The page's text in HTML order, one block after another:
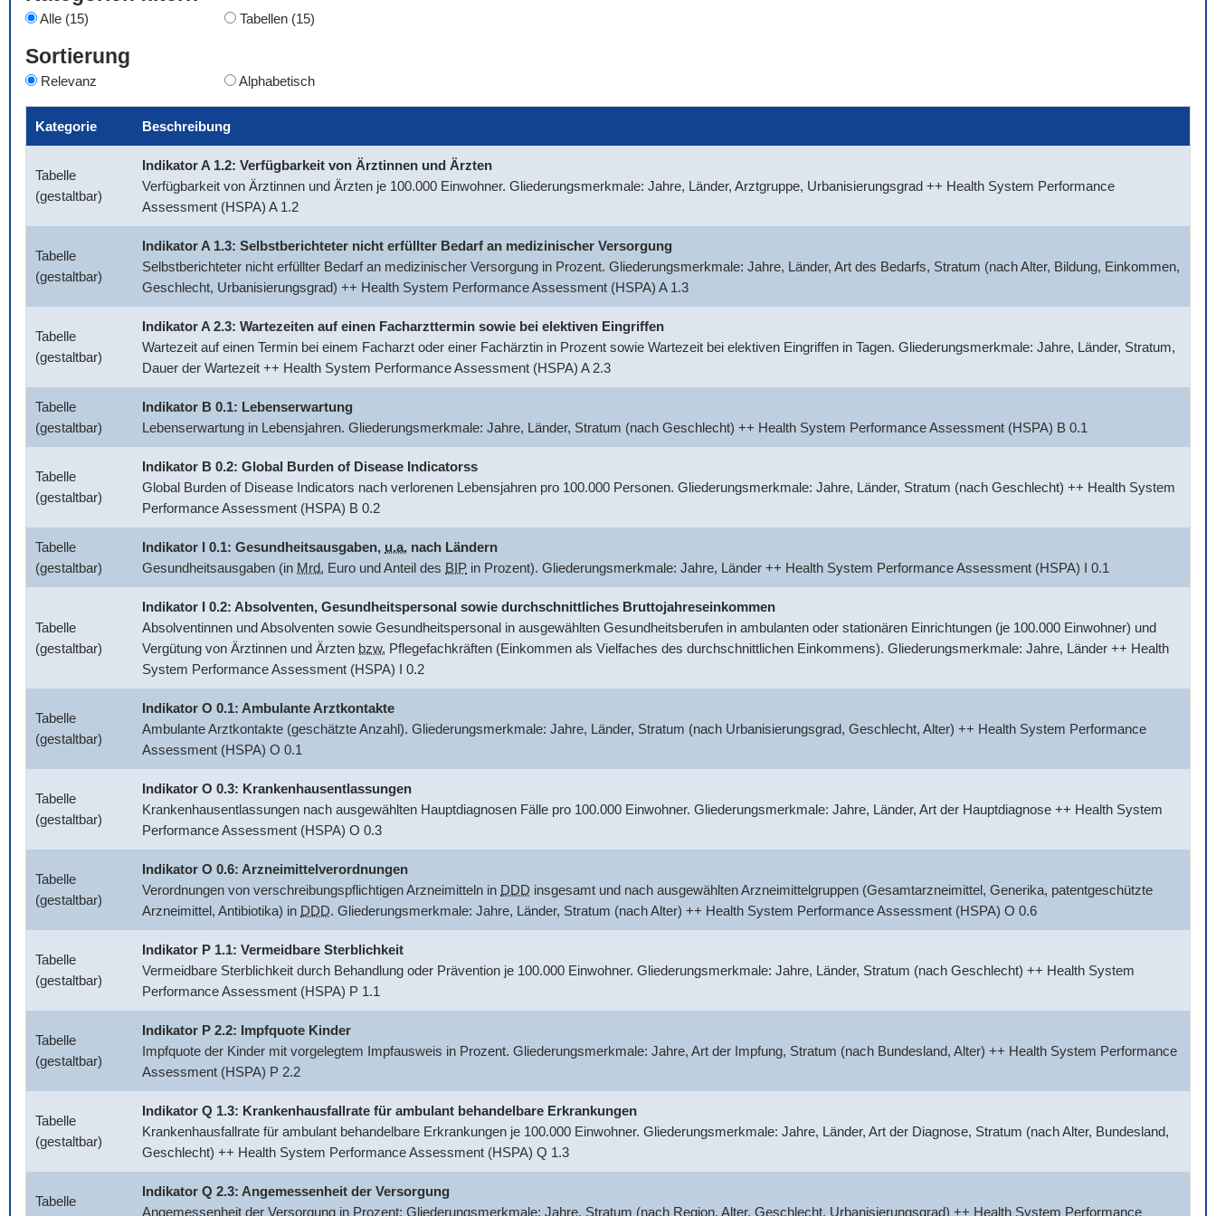
Alle (15) Tabellen (15)
Sortierung
Relevanz Alphabetisch
Kategorie Beschreibung
Tabelle
(gestaltbar)
Indikator A 1.2: Verfügbarkeit von Ärztinnen und Ärzten
Verfügbarkeit von Ärztinnen und Ärzten je 100.000 Einwohner. Gliederungsmerkmale: Jahre, Länder, Arztgruppe, Urbanisierungsgrad ++ Health System Performance
Assessment (HSPA) A 1.2
Tabelle
(gestaltbar)
Indikator A 1.3: Selbstberichteter nicht erfüllter Bedarf an medizinischer Versorgung
Selbstberichteter nicht erfüllter Bedarf an medizinischer Versorgung in Prozent. Gliederungsmerkmale: Jahre, Länder, Art des Bedarfs, Stratum (nach Alter, Bildung, Einkommen,
Geschlecht, Urbanisierungsgrad) ++ Health System Performance Assessment (HSPA) A 1.3
Tabelle
(gestaltbar)
Indikator A 2.3: Wartezeiten auf einen Facharzttermin sowie bei elektiven Eingriffen
Wartezeit auf einen Termin bei einem Facharzt oder einer Fachärztin in Prozent sowie Wartezeit bei elektiven Eingriffen in Tagen. Gliederungsmerkmale: Jahre, Länder, Stratum,
Dauer der Wartezeit ++ Health System Performance Assessment (HSPA) A 2.3
Tabelle
(gestaltbar)
Indikator B 0.1: Lebenserwartung
Lebenserwartung in Lebensjahren. Gliederungsmerkmale: Jahre, Länder, Stratum (nach Geschlecht) ++ Health System Performance Assessment (HSPA) B 0.1
Tabelle
(gestaltbar)
Indikator B 0.2: Global Burden of Disease Indicatorss
Global Burden of Disease Indicators nach verlorenen Lebensjahren pro 100.000 Personen. Gliederungsmerkmale: Jahre, Länder, Stratum (nach Geschlecht) ++ Health System
Performance Assessment (HSPA) B 0.2
Tabelle
(gestaltbar)
Indikator I 0.1: Gesundheitsausgaben, u.a. nach Ländern
Gesundheitsausgaben (in Mrd. Euro und Anteil des BIP in Prozent). Gliederungsmerkmale: Jahre, Länder ++ Health System Performance Assessment (HSPA) I 0.1
Tabelle
(gestaltbar)
Indikator I 0.2: Absolventen, Gesundheitspersonal sowie durchschnittliches Bruttojahreseinkommen
Absolventinnen und Absolventen sowie Gesundheitspersonal in ausgewählten Gesundheitsberufen in ambulanten oder stationären Einrichtungen (je 100.000 Einwohner) und
Vergütung von Ärztinnen und Ärzten bzw. Pflegefachkräften (Einkommen als Vielfaches des durchschnittlichen Einkommens). Gliederungsmerkmale: Jahre, Länder ++ Health
System Performance Assessment (HSPA) I 0.2
Tabelle
(gestaltbar)
Indikator O 0.1: Ambulante Arztkontakte
Ambulante Arztkontakte (geschätzte Anzahl). Gliederungsmerkmale: Jahre, Länder, Stratum (nach Urbanisierungsgrad, Geschlecht, Alter) ++ Health System Performance
Assessment (HSPA) O 0.1
Tabelle
(gestaltbar)
Indikator O 0.3: Krankenhausentlassungen
Krankenhausentlassungen nach ausgewählten Hauptdiagnosen Fälle pro 100.000 Einwohner. Gliederungsmerkmale: Jahre, Länder, Art der Hauptdiagnose ++ Health System
Performance Assessment (HSPA) O 0.3
Tabelle
(gestaltbar)
Indikator O 0.6: Arzneimittelverordnungen
Verordnungen von verschreibungspflichtigen Arzneimitteln in DDD insgesamt und nach ausgewählten Arzneimittelgruppen (Gesamtarzneimittel, Generika, patentgeschützte
Arzneimittel, Antibiotika) in DDD. Gliederungsmerkmale: Jahre, Länder, Stratum (nach Alter) ++ Health System Performance Assessment (HSPA) O 0.6
Tabelle
(gestaltbar)
Indikator P 1.1: Vermeidbare Sterblichkeit
Vermeidbare Sterblichkeit durch Behandlung oder Prävention je 100.000 Einwohner. Gliederungsmerkmale: Jahre, Länder, Stratum (nach Geschlecht) ++ Health System
Performance Assessment (HSPA) P 1.1
Tabelle
(gestaltbar)
Indikator P 2.2: Impfquote Kinder
Impfquote der Kinder mit vorgelegtem Impfausweis in Prozent. Gliederungsmerkmale: Jahre, Art der Impfung, Stratum (nach Bundesland, Alter) ++ Health System Performance
Assessment (HSPA) P 2.2
Tabelle
(gestaltbar)
Indikator Q 1.3: Krankenhausfallrate für ambulant behandelbare Erkrankungen
Krankenhausfallrate für ambulant behandelbare Erkrankungen je 100.000 Einwohner. Gliederungsmerkmale: Jahre, Länder, Art der Diagnose, Stratum (nach Alter, Bundesland,
Geschlecht) ++ Health System Performance Assessment (HSPA) Q 1.3
Tabelle
Indikator Q 2.3: Angemessenheit der Versorgung
Angemessenheit der Versorgung in Prozent: Gliederungsmerkmale: Jahre, Stratum (nach Region, Alter, Geschlecht, Urbanisierungsgrad) ++ Health System Performance